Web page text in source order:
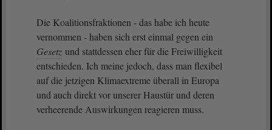
Die Koalitionsfraktionen - das habe ich heute
vernommen - haben sich erst einmal gegen ein
Gesetz und stattdessen eher für die Freiwilligkeit
entschieden. Ich meine jedoch, dass man flexibel
auf die jetzigen Klimaextreme überall in Europa
und auch direkt vor unserer Haustür und deren
verheerende Auswirkungen reagieren muss.